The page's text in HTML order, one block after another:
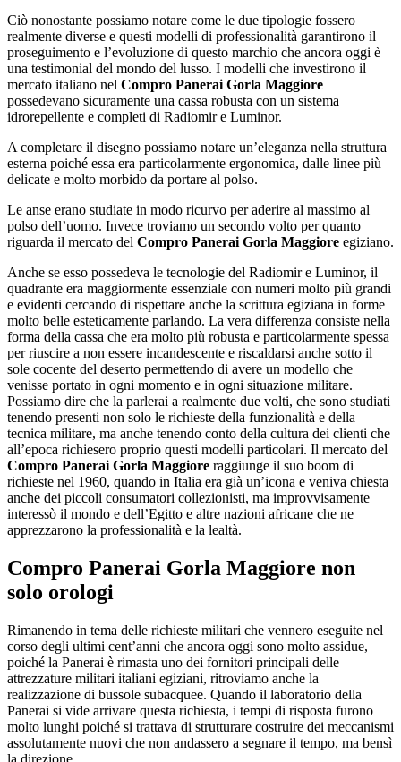
Ciò nonostante possiamo notare come le due tipologie fossero
realmente diverse e questi modelli di professionalità garantirono il
proseguimento e l’evoluzione di questo marchio che ancora oggi è
una testimonial del mondo del lusso. I modelli che investirono il
mercato italiano nel Compro Panerai Gorla Maggiore
possedevano sicuramente una cassa robusta con un sistema
idrorepellente e completi di Radiomir e Luminor.
A completare il disegno possiamo notare un’eleganza nella struttura
esterna poiché essa era particolarmente ergonomica, dalle linee più
delicate e molto morbido da portare al polso.
Le anse erano studiate in modo ricurvo per aderire al massimo al
polso dell’uomo. Invece troviamo un secondo volto per quanto
riguarda il mercato del Compro Panerai Gorla Maggiore egiziano.
Anche se esso possedeva le tecnologie del Radiomir e Luminor, il
quadrante era maggiormente essenziale con numeri molto più grandi
e evidenti cercando di rispettare anche la scrittura egiziana in forme
molto belle esteticamente parlando. La vera differenza consiste nella
forma della cassa che era molto più robusta e particolarmente spessa
per riuscire a non essere incandescente e riscaldarsi anche sotto il
sole cocente del deserto permettendo di avere un modello che
venisse portato in ogni momento e in ogni situazione militare.
Possiamo dire che la parlerai a realmente due volti, che sono studiati
tenendo presenti non solo le richieste della funzionalità e della
tecnica militare, ma anche tenendo conto della cultura dei clienti che
all’epoca richiesero proprio questi modelli particolari. Il mercato del
Compro Panerai Gorla Maggiore raggiunge il suo boom di
richieste nel 1960, quando in Italia era già un’icona e veniva chiesta
anche dei piccoli consumatori collezionisti, ma improvvisamente
interessò il mondo e dell’Egitto e altre nazioni africane che ne
apprezzarono la professionalità e la lealtà.
Compro Panerai Gorla Maggiore non
solo orologi
Rimanendo in tema delle richieste militari che vennero eseguite nel
corso degli ultimi cent’anni che ancora oggi sono molto assidue,
poiché la Panerai è rimasta uno dei fornitori principali delle
attrezzature militari italiani egiziani, ritroviamo anche la
realizzazione di bussole subacquee. Quando il laboratorio della
Panerai si vide arrivare questa richiesta, i tempi di risposta furono
molto lunghi poiché si trattava di strutturare costruire dei meccanismi
assolutamente nuovi che non andassero a segnare il tempo, ma bensì
la direzione.